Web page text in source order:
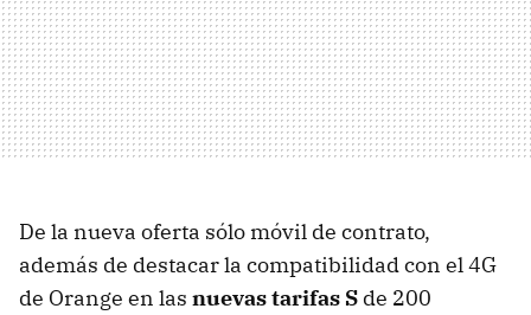
De la nueva oferta sólo móvil de contrato,
además de destacar la compatibilidad con el 4G
de Orange en las nuevas tarifas S de 200